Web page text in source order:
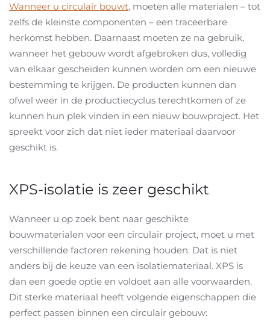
Wanneer u circulair bouwt, moeten alle materialen – tot
zelfs de kleinste componenten – een traceerbare
herkomst hebben. Daarnaast moeten ze na gebruik,
wanneer het gebouw wordt afgebroken dus, volledig
van elkaar gescheiden kunnen worden om een nieuwe
bestemming te krijgen. De producten kunnen dan
ofwel weer in de productiecyclus terechtkomen of ze
kunnen hun plek vinden in een nieuw bouwproject. Het
spreekt voor zich dat niet ieder materiaal daarvoor
geschikt is.
XPS-isolatie is zeer geschikt
Wanneer u op zoek bent naar geschikte
bouwmaterialen voor een circulair project, moet u met
verschillende factoren rekening houden. Dat is niet
anders bij de keuze van een isolatiemateriaal. XPS is
dan een goede optie en voldoet aan alle voorwaarden.
Dit sterke materiaal heeft volgende eigenschappen die
perfect passen binnen een circulair gebouw: